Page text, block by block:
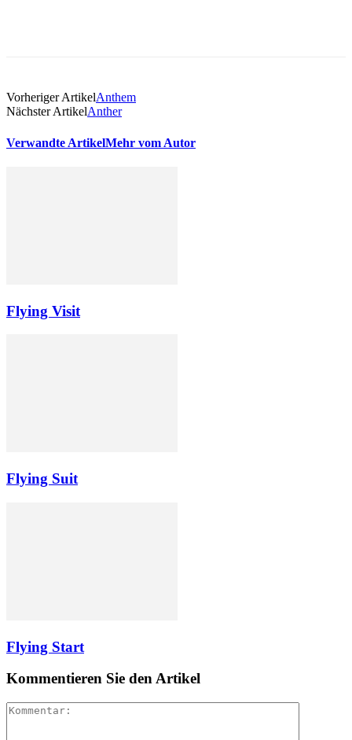
Vorheriger ArtikelAnthem
Nächster ArtikelAnther
Verwandte ArtikelMehr vom Autor
Flying Visit
Flying Suit
Flying Start
Kommentieren Sie den Artikel